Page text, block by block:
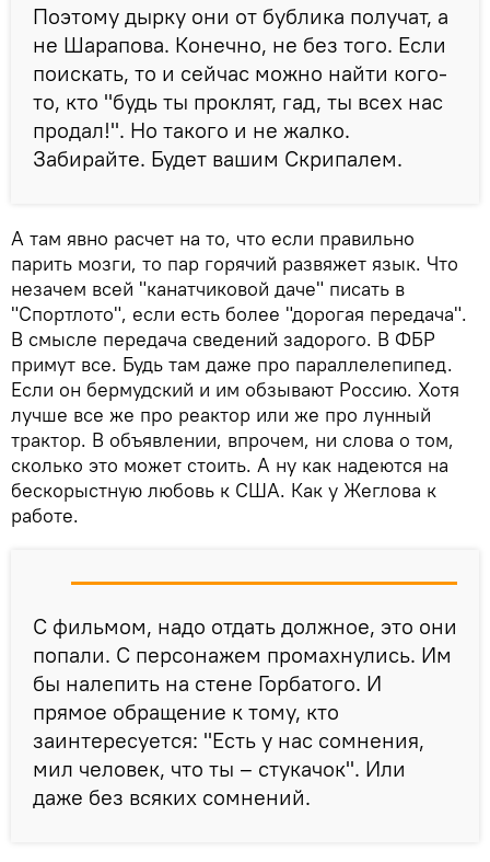
Поэтому дырку они от бублика получат, а
не Шарапова. Конечно, не без того. Если
поискать, то и сейчас можно найти кого-
то, кто "будь ты проклят, гад, ты всех нас
продал!". Но такого и не жалко.
Забирайте. Будет вашим Скрипалем.
А там явно расчет на то, что если правильно
парить мозги, то пар горячий развяжет язык. Что
незачем всей "канатчиковой даче" писать в
"Спортлото", если есть более "дорогая передача".
В смысле передача сведений задорого. В ФБР
примут все. Будь там даже про параллелепипед.
Если он бермудский и им обзывают Россию. Хотя
лучше все же про реактор или же про лунный
трактор. В объявлении, впрочем, ни слова о том,
сколько это может стоить. А ну как надеются на
бескорыстную любовь к США. Как у Жеглова к
работе.
С фильмом, надо отдать должное, это они
попали. С персонажем промахнулись. Им
бы налепить на стене Горбатого. И
прямое обращение к тому, кто
заинтересуется: "Есть у нас сомнения,
мил человек, что ты – стукачок". Или
даже без всяких сомнений.